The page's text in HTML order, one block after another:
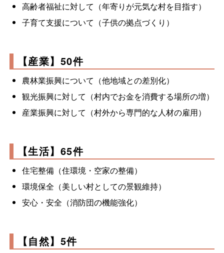
高齢者福祉に対して（年寄りが元気な村を目指す）
子育て支援について（子供の拠点づくり）
【産業】50件
農林業振興について（他地域との差別化）
観光振興に対して（村内でお金を消費する場所の増）
産業振興に対して（村外から専門的な人材の雇用）
【生活】65件
住宅整備（住環境・空家の整備）
環境保全（美しい村としての景観維持）
安心・安全（消防団の機能強化）
【自然】5件